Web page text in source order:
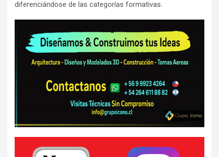
diferenciándose de las categorías formativas.